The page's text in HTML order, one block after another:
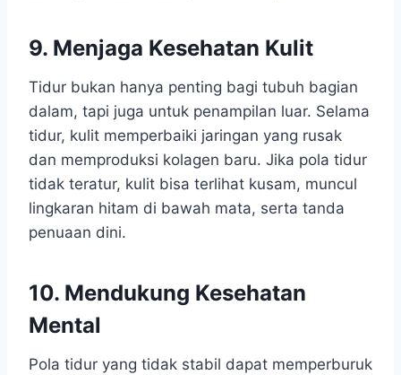
9. Menjaga Kesehatan Kulit
Tidur bukan hanya penting bagi tubuh bagian
dalam, tapi juga untuk penampilan luar. Selama
tidur, kulit memperbaiki jaringan yang rusak
dan memproduksi kolagen baru. Jika pola tidur
tidak teratur, kulit bisa terlihat kusam, muncul
lingkaran hitam di bawah mata, serta tanda
penuaan dini.
10. Mendukung Kesehatan
Mental
Pola tidur yang tidak stabil dapat memperburuk